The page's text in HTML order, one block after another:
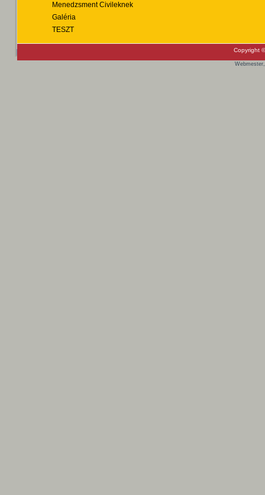
Menedzsment Civileknek
Galéria
TESZT
Copyright